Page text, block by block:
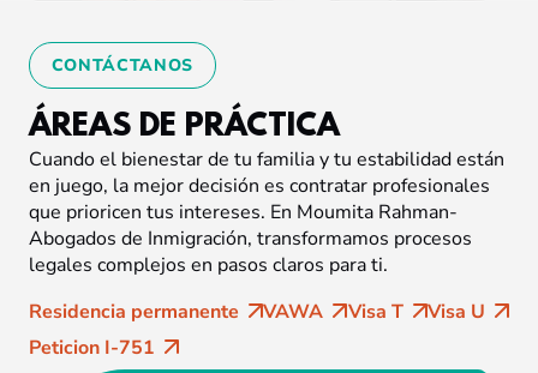
CONTÁCTANOS
ÁREAS DE PRÁCTICA
Cuando el bienestar de tu familia y tu estabilidad están
en juego, la mejor decisión es contratar profesionales
que prioricen tus intereses. En Moumita Rahman-
Abogados de Inmigración, transformamos procesos
legales complejos en pasos claros para ti.
Residencia permanente
VAWA Visa T
Visa U
Peticion I-751